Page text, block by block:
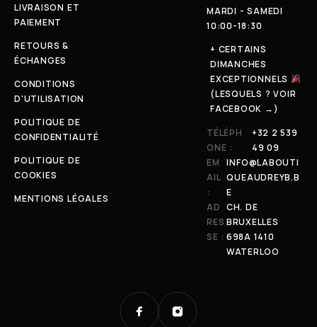
LIVRAISON ET
PAIEMENT
RETOURS &
ÉCHANGES
CONDITIONS
D'UTILISATION
POLITIQUE DE
CONFIDENTIALITÉ
POLITIQUE DE
COOKIES
MENTIONS LÉGALES
MARDI - SAMEDI
10:00-18:30
+ CERTAINS
DIMANCHES
EXCEPTIONNELS
(LESQUELS ? VOIR
FACEBOOK →)
TÉLÉPH
ONE :
+32 2 539
49 09
EM
AIL
:
INFO@LABOUTI
QUEAUDREYB.B
E
AD
RES
SE :
CH. DE
BRUXELLES
698A 1410
WATERLOO